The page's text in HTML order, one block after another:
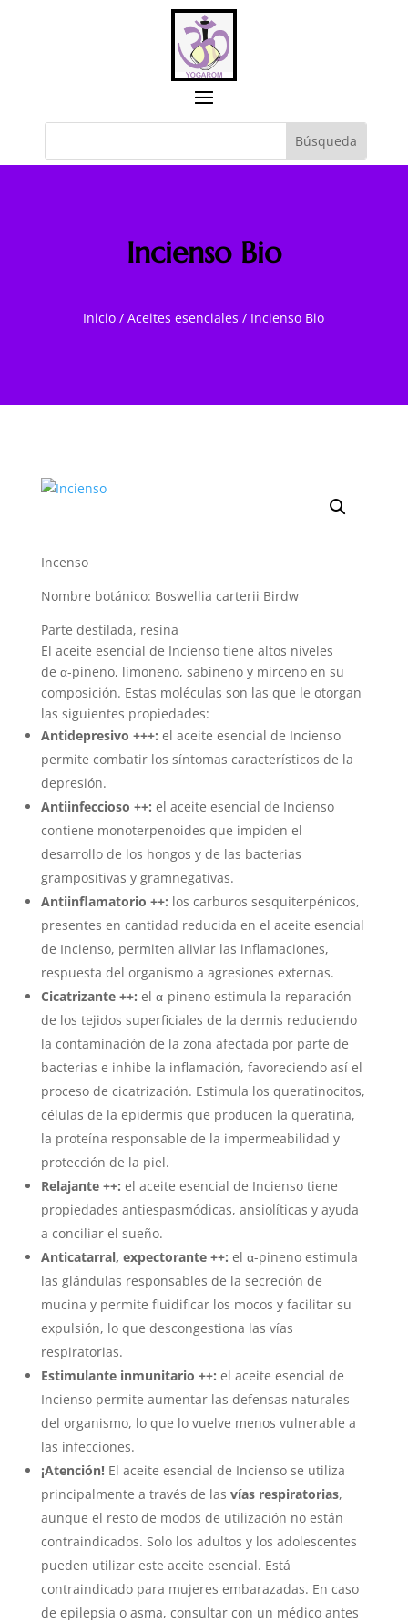
Incienso Bio
Inicio /Aceites esenciales / Incienso Bio
Incenso
Nombre botánico: Boswellia carterii Birdw
Parte destilada, resina
El aceite esencial de Incienso tiene altos niveles
de α-pineno, limoneno, sabineno y mirceno en su
composición. Estas moléculas son las que le otorgan
las siguientes propiedades:
Antidepresivo +++: el aceite esencial de Incienso
permite combatir los síntomas característicos de la
depresión.
Antiinfeccioso ++: el aceite esencial de Incienso
contiene monoterpenoides que impiden el
desarrollo de los hongos y de las bacterias
grampositivas y gramnegativas.
Antiinflamatorio ++: los carburos sesquiterpénicos,
presentes en cantidad reducida en el aceite esencial
de Incienso, permiten aliviar las inflamaciones,
respuesta del organismo a agresiones externas.
Cicatrizante ++: el α-pineno estimula la reparación
de los tejidos superficiales de la dermis reduciendo
la contaminación de la zona afectada por parte de
bacterias e inhibe la inflamación, favoreciendo así el
proceso de cicatrización. Estimula los queratinocitos,
células de la epidermis que producen la queratina,
la proteína responsable de la impermeabilidad y
protección de la piel.
Relajante ++: el aceite esencial de Incienso tiene
propiedades antiespasmódicas, ansiolíticas y ayuda
a conciliar el sueño.
Anticatarral, expectorante ++: el α-pineno estimula
las glándulas responsables de la secreción de
mucina y permite fluidificar los mocos y facilitar su
expulsión, lo que descongestiona las vías
respiratorias.
Estimulante inmunitario ++: el aceite esencial de
Incienso permite aumentar las defensas naturales
del organismo, lo que lo vuelve menos vulnerable a
las infecciones.
¡Atención!El aceite esencial de Incienso se utiliza
principalmente a través de las vías respiratorias,
aunque el resto de modos de utilización no están
contraindicados. Solo los adultos y los adolescentes
pueden utilizar este aceite esencial. Está
contraindicado para mujeres embarazadas. En caso
de epilepsia o asma, consultar con un médico antes